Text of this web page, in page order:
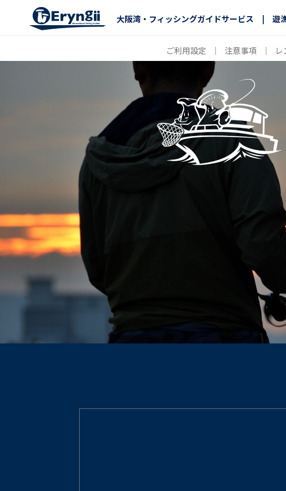
大阪湾・フィッシングガイドサービス | 遊漁
ご利用設定 ｜ 注意事項 ｜